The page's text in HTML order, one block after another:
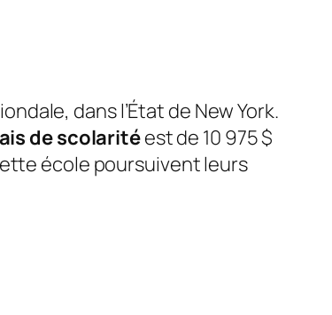
dans l’État de New York.
de scolaritéest de 10 975 $
école poursuivent leurs